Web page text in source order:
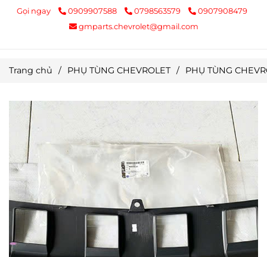
Gọi ngay 0909907588 0798563579
0907908479
gmparts.chevrolet@gmail.com
Trang chủ / PHỤ TÙNG CHEVROLET / PHỤ TÙNG